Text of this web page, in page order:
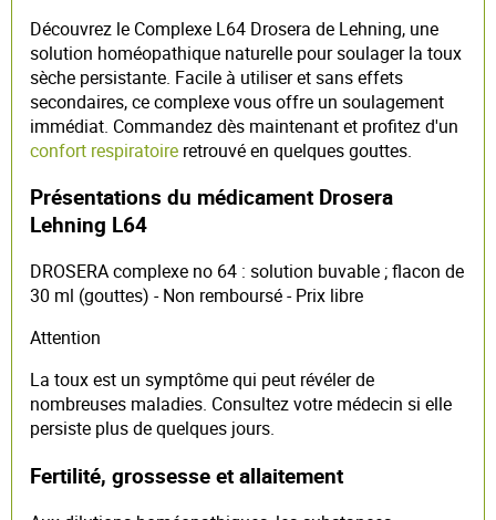
Découvrez le Complexe L64 Drosera de Lehning, une
solution homéopathique naturelle pour soulager la toux
sèche persistante. Facile à utiliser et sans effets
secondaires, ce complexe vous offre un soulagement
immédiat. Commandez dès maintenant et profitez d'un
confort respiratoire retrouvé en quelques gouttes.
Présentations du médicament Drosera
Lehning L64
DROSERA complexe no 64 : solution buvable ; flacon de
30 ml (gouttes) - Non remboursé - Prix libre
Attention
La toux est un symptôme qui peut révéler de
nombreuses maladies. Consultez votre médecin si elle
persiste plus de quelques jours.
Fertilité, grossesse et allaitement